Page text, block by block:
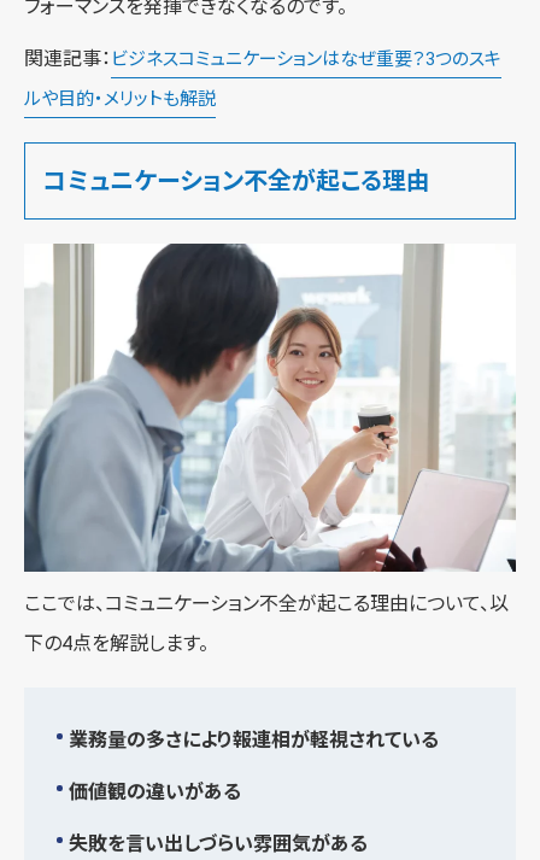
フォーマンスを発揮できなくなるのです。
関連記事： ビジネスコミュニケーションはなぜ重要？3つのスキ
ルや目的・メリットも解説
コミュニケーション不全が起こる理由
ここでは、コミュニケーション不全が起こる理由について、以
下の4点を解説します。
業務量の多さにより報連相が軽視されている
価値観の違いがある
失敗を言い出しづらい雰囲気がある